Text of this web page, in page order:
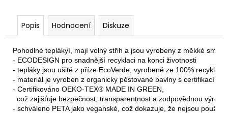
Popis Hodnocení Diskuze
Pohodlné teplákyí, mají volný střih a jsou vyrobeny z měkké
- ECODESIGN pro snadnější recyklaci na konci životnosti
- tepláky jsou ušité z příze EcoVerde, vyrobené ze 100%
- materiál je vyroben z organicky pěstované bavlny s certifikací
- Certifikováno OEKO-TEX® MADE IN GREEN,
což zajišťuje bezpečnost, transparentnost a zodpovědnou
- schváleno PETA jako veganské, což dokazuje, že nejsou použity